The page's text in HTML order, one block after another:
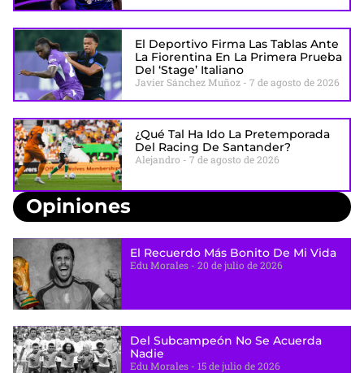
El Deportivo Firma Las Tablas Ante
La Fiorentina En La Primera Prueba
Del ‘stage’ Italiano
Javier Sánchez Muñoz 7 de agosto de 2026
¿Qué Tal Ha Ido La Pretemporada
Del Racing De Santander?
Alejandro 7 de agosto de 2026
Opiniones
El Recuerdo Más Bonito De Mi Vida
Edu Morales 20 de julio de 2026
Del Subcampeón No Se Acuerda
Nadie
Edu Morales 15 de julio de 2026